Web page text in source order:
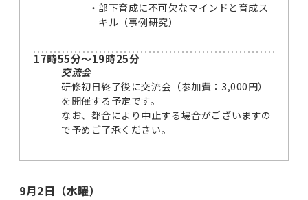
部下育成に不可欠なマインドと育成ス
キル（事例研究）
17時55分～19時25分
交流会
研修初日終了後に交流会（参加費：3,000円）
を開催する予定です。
なお、都合により中止する場合がございますの
で予めご了承ください。
9月2日（水曜）